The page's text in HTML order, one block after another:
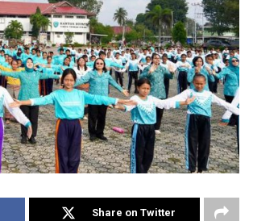
Share on Twitter